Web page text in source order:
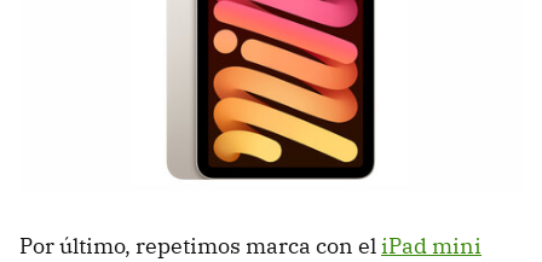
Por último, repetimos marca con eliPad mini